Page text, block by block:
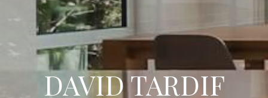
DAVID TARDIF